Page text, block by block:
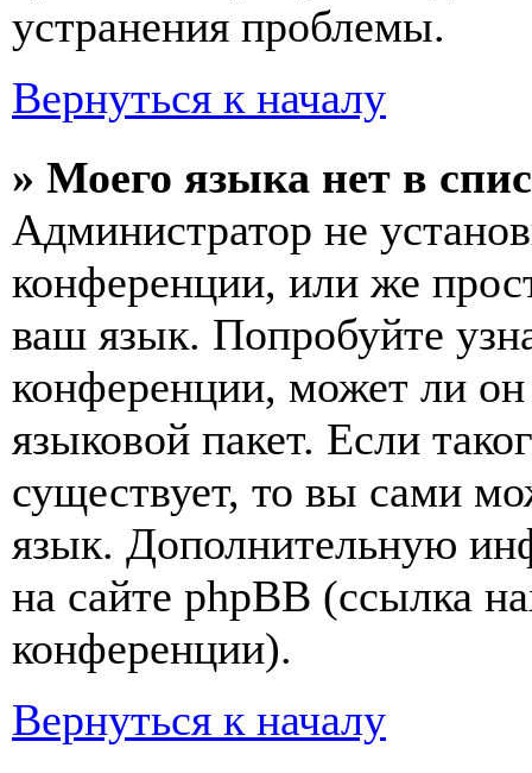
устранения проблемы.
Вернуться к началу
» Моего языка нет в
Администратор не
конференции, или же
ваш язык. Попробуйте
конференции, может ли
языковой пакет. Если
существует, то вы сами
язык. Дополнительную
на сайте phpBB (ссылка
конференции).
Вернуться к началу